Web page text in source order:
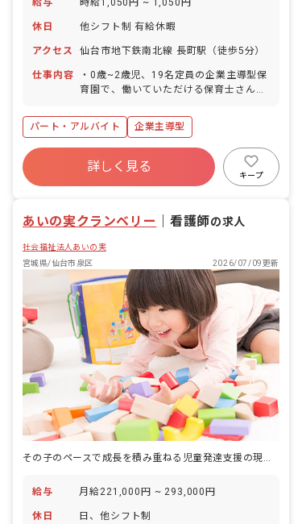
休日 他シフト制 有給休暇
アクセス 仙台市地下鉄南北線 長町駅（徒歩5分）
仕事内容
・0歳~2歳児、19名定員の企業主導型保
育園で、働いていただける保育士さんを
預かる子供の人数が少ないことや専任の
事務員がいることから保育以外の作業に
取られる時間が減り、子供との触れ合い
に時間を回せ、大好きな子供たちとしっ
パート・アルバイト 企業主導型
詳しく見る
キープ
あいの実クランベリー ｜看護師の求人
社会福祉法人あいの実
宮城県/仙台市泉区
2026/07/09更新
給与 月給221,000円 ~ 293,000円
休日 日、他シフト制